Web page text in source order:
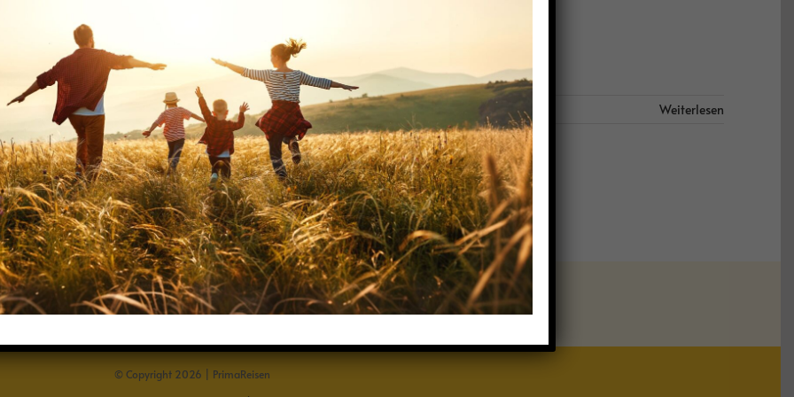
Weiterlesen
Home AGB Widerrufsbelehrung Datenschutz Impressum
© Copyright 2026 | PrimaReisen